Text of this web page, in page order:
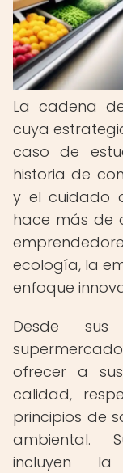
La cadena
cuya
caso de
historia de
y el cuidado
hace más de
ecología, la
enfoque
Desde
ofrecer a
calidad,
principios de
ambiental.
incluyen